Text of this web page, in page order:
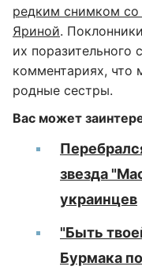
редким снимком со
Яриной.
их поразительного
комментариях, что
родные сестры.
Вас может
звезда
украинцев
"Быть
Бурмака